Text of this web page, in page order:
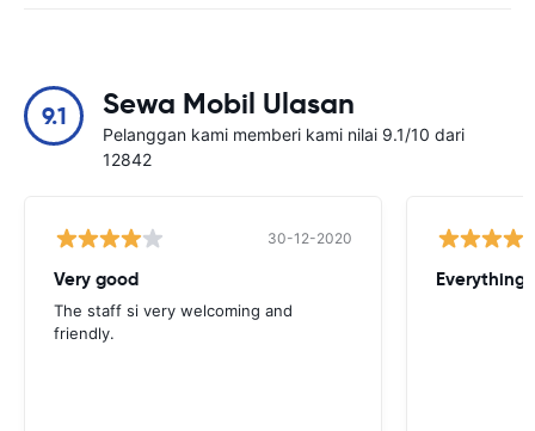
9.1 Sewa Mobil Ulasan
Pelanggan kami memberi kami nilai 9.1/10 dari
12842
30-12-2020
Very good
The staff si very welcoming and
friendly.
Everything